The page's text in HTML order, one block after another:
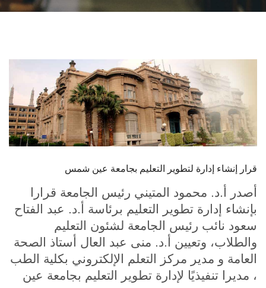
الأنظمة الذكية
الطلاب
هيئة التدريس
الخريجين
الموظفون
الزائـرون
قرار إنشاء إدارة لتطوير التعليم بجامعة عين شمس
أصدر أ.د. محمود المتيني رئيس الجامعة قرارا
بإنشاء إدارة تطوير التعليم برئاسة أ.د. عبد الفتاح
سعود نائب رئيس الجامعة لشئون التعليم
والطلاب، وتعيين أ.د. منى عبد العال أستاذ الصحة
العامة و مدير مركز التعلم الإلكتروني بكلية الطب
، مديرا تنفيذيًا لإدارة تطوير التعليم بجامعة عين